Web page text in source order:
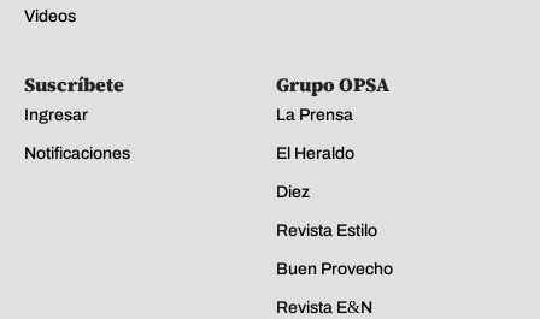
Videos
Suscríbete
Ingresar
Notificaciones
Grupo OPSA
La Prensa
El Heraldo
Diez
Revista Estilo
Buen Provecho
Revista E&N